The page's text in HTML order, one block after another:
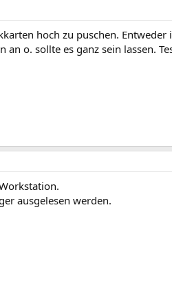
hoch zu puschen.
o. sollte es ganz sein lassen.
ausgelesen werden.